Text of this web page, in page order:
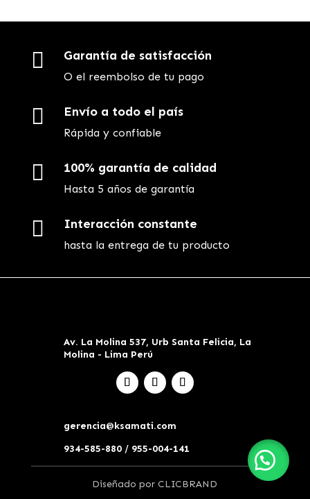
 Garantía de satisfacción
O el reembolso de tu pago
 Envío a todo el país
Rápida y confiable
 100% garantía de calidad
Hasta 5 años de garantía
 Interacción constante
hasta la entrega de tu producto
Av. La Molina 537, Urb Santa Felicia, La
Molina - Lima Perú
gerencia@ksamati.com
934-585-880 / 955-004-141
Diseñado por CLICBRAND
0